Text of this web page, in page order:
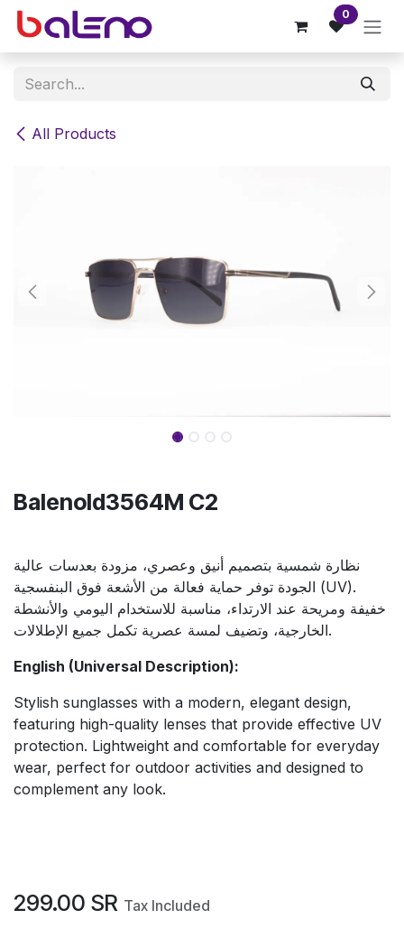
Skip to Content 0
All Products
Balenold3564M C2
نظارة شمسية بتصميم أنيق وعصري، مزودة بعدسات عالية
الجودة توفر حماية فعالة من الأشعة فوق البنفسجية (UV).
خفيفة ومريحة عند الارتداء، مناسبة للاستخدام اليومي والأنشطة
الخارجية، وتضيف لمسة عصرية تكمل جميع الإطلالات.
English (Universal Description):
Stylish sunglasses with a modern, elegant design,
featuring high-quality lenses that provide effective UV
protection. Lightweight and comfortable for everyday
wear, perfect for outdoor activities and designed to
complement any look.
299.00 SR Tax Included